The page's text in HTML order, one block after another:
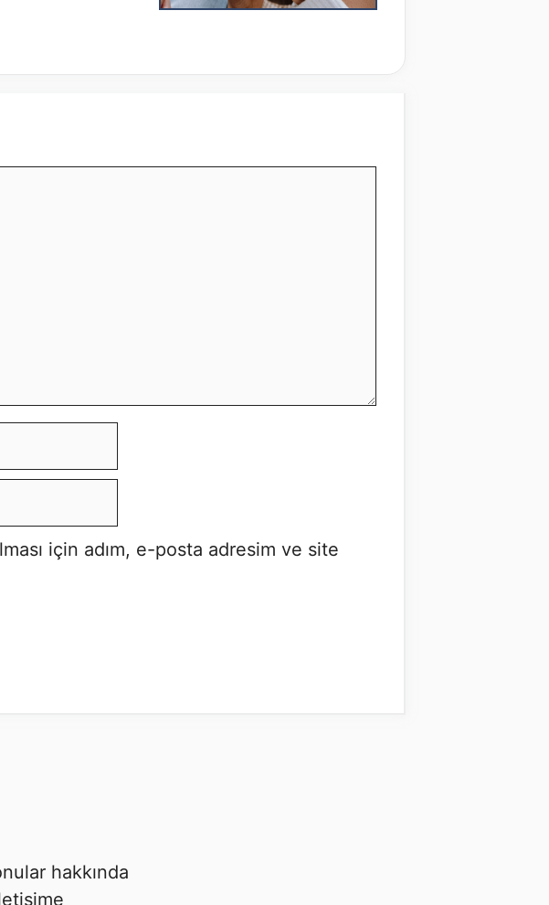
için adım, e-posta adresim ve site
hakkında